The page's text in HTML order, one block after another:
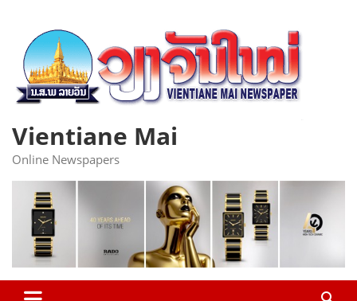
content
Vientiane Mai
Online Newspapers